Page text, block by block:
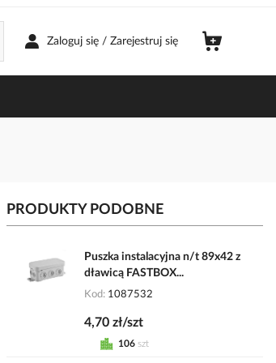
Zaloguj się / Zarejestruj się
PRODUKTY PODOBNE
Puszka instalacyjna n/t 89x42 z
dławicą FASTBOX...
Kod 1087532
4,70 zł/szt
106 szt